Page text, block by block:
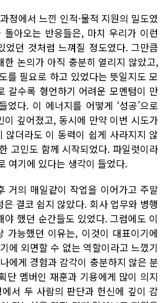
정에서 느낀 인적·물적 지원의 밀도였
아오는 반응들은, 마치 우리가 이런
었던 것처럼 느껴질 정도였다. 그만큼
한 논의가 아직 충분히 열리지 않았고,
를 필요로 하고 있었다는 뜻일지도 모
갈수록 형언하기 어려운 모멘텀이 만
었다. 이 에너지를 어떻게 ‘성공’으로
이 깊어졌고, 동시에 만약 이번 시도가
않더라도 이 동력이 쉽게 사라지지 않
고민도 함께 시작되었다. 파일럿이라
여기에 있다는 생각이 들었다.
거의 매일같이 작업을 이어가고 주말
결코 쉽지 않았다. 회사 업무와 병행
했던 순간들도 있었다. 그럼에도 이
가능했던 이유는, 이것이 대표이기에
에 외면할 수 없는 역할이라고 느꼈기
에게 경험과 감각이 충분하지 않은 분
단 멤버인 재훈과 기용에게 많이 의지
서 두 사람의 판단과 헌신에 깊이 감